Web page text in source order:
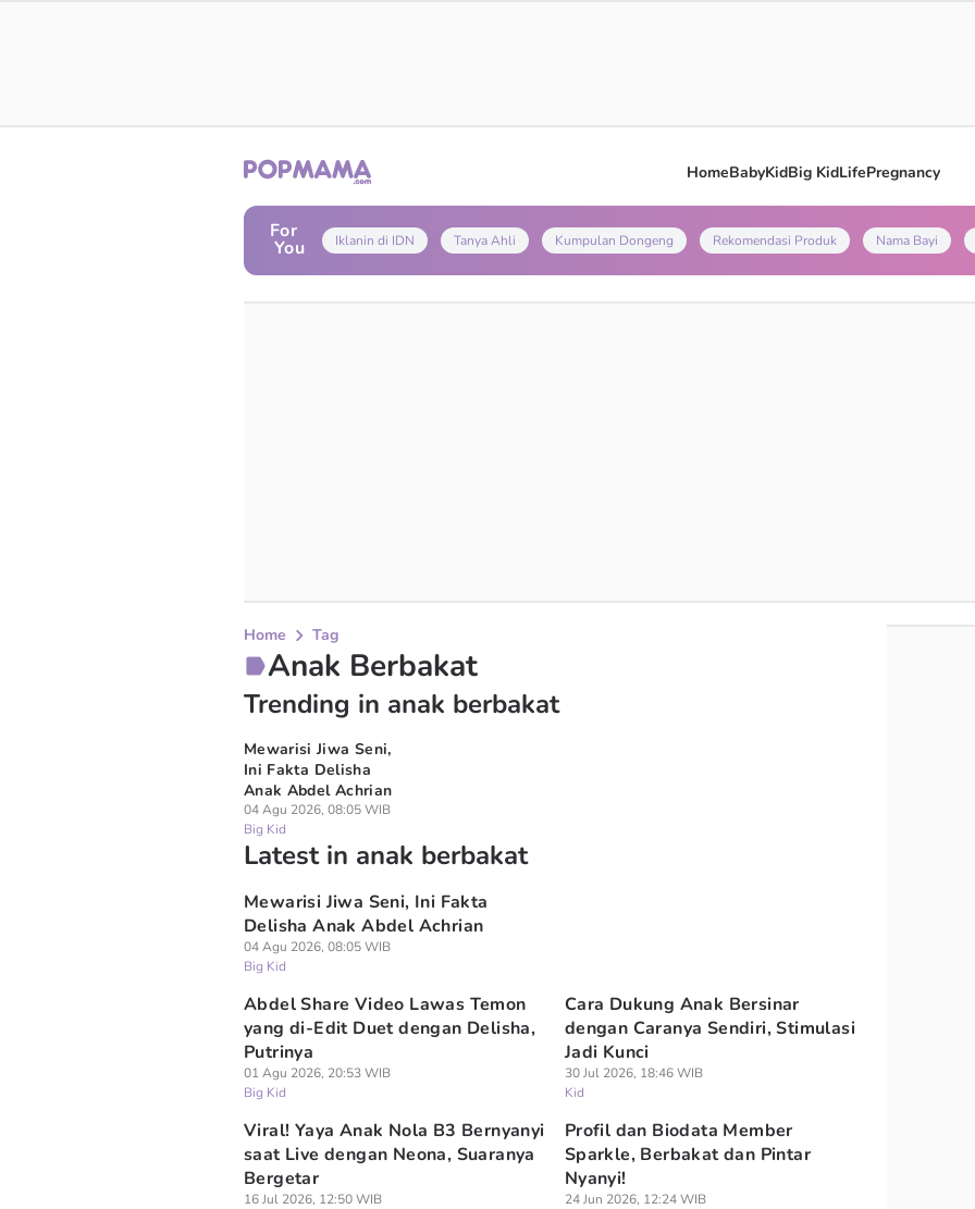
HomeBabyKidBig KidLifePregnancy
For
You Iklanin di IDN Tanya Ahli Kumpulan Dongeng Rekomendasi Produk Nama Bayi
Home Tag
Anak Berbakat
Trending in anak berbakat
Mewarisi Jiwa Seni,
Ini Fakta Delisha
Anak Abdel Achrian
04 Agu 2026, 08:05 WIB
Big Kid
Latest in anak berbakat
Mewarisi Jiwa Seni, Ini Fakta
Delisha Anak Abdel Achrian
04 Agu 2026, 08:05 WIB
Big Kid
Abdel Share Video Lawas Temon
yang di-Edit Duet dengan Delisha,
Putrinya
01 Agu 2026, 20:53 WIB
Big Kid
Cara Dukung Anak Bersinar
dengan Caranya Sendiri, Stimulasi
Jadi Kunci
30 Jul 2026, 18:46 WIB
Kid
Viral! Yaya Anak Nola B3 Bernyanyi
saat Live dengan Neona, Suaranya
Bergetar
16 Jul 2026, 12:50 WIB
Profil dan Biodata Member
Sparkle, Berbakat dan Pintar
Nyanyi!
24 Jun 2026, 12:24 WIB